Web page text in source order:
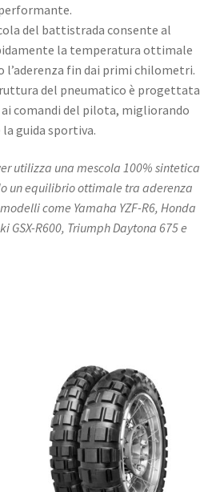
del battistrada consente al
la temperatura ottimale
fin dai primi chilometri.
del pneumatico è progettata
comandi del pilota, migliorando
guida sportiva.​
utilizza una mescola 100% sintetica
un equilibrio ottimale tra aderenza
come Yamaha YZF-R6, Honda
GSX-R600, Triumph Daytona 675 e